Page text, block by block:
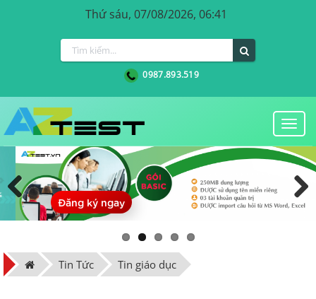
Thứ sáu, 07/08/2026, 06:41
0987.893.519
Đăng ký ngay
Previous Next
Tin Tức Tin giáo dục